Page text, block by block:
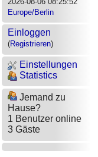
Europe/Berlin
Einloggen
(Registrieren)
Einstellungen
Statistics
Jemand zu
Hause?
1 Benutzer online
3 Gäste